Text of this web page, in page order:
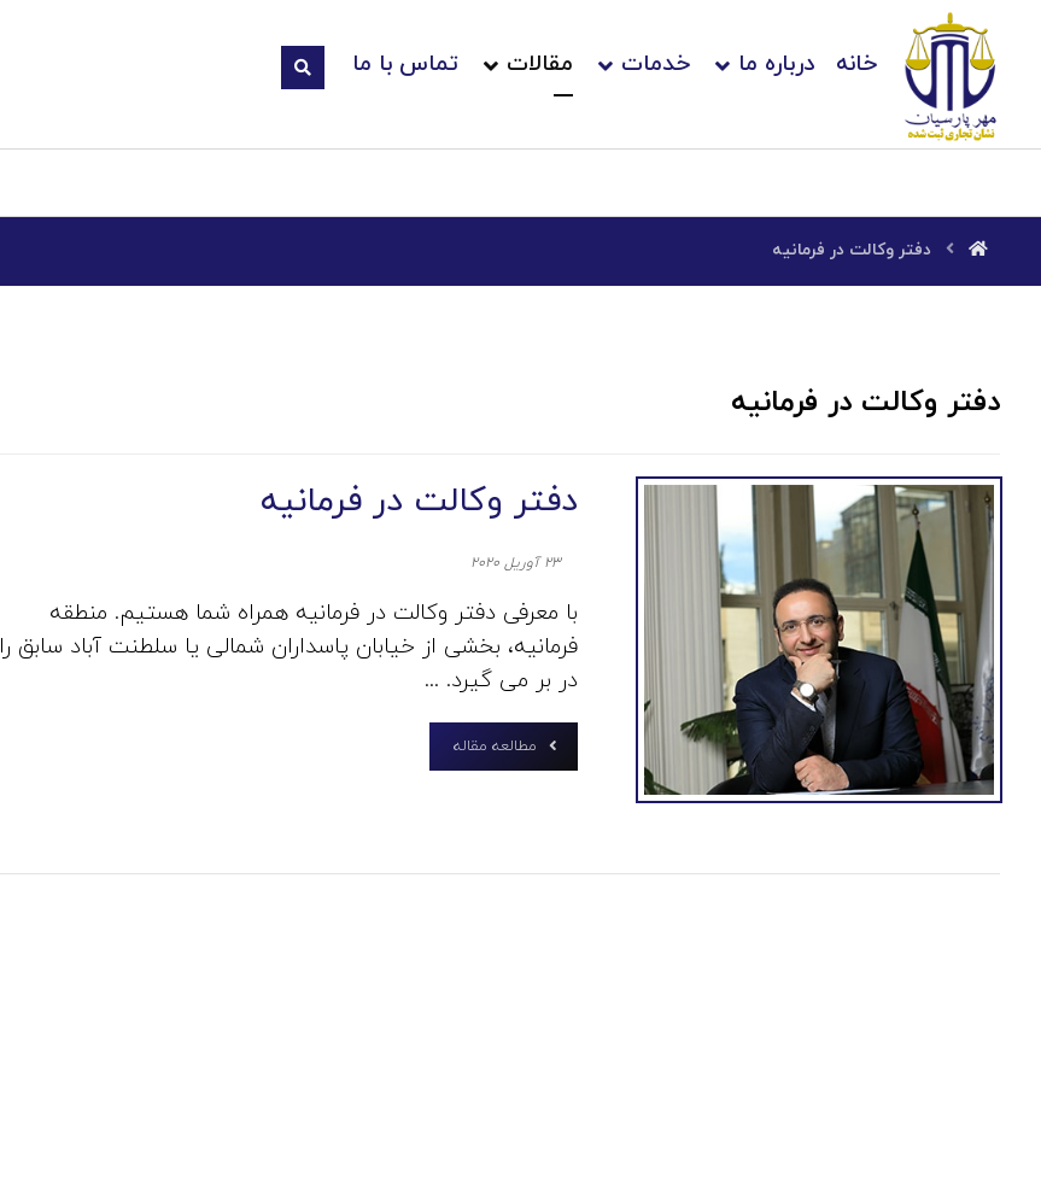
خانه درباره ما خدمات مقالات تماس با ما
دفتر وکالت در فرمانیه
دفتر وکالت در فرمانیه
دفتر وکالت در فرمانیه
۲۳ آوریل ۲۰۲۰
با معرفی دفتر وکالت در فرمانیه همراه شما هستیم. منطقه
فرمانیه، بخشی از خیابان پاسداران شمالی یا سلطنت آباد سابق را
در بر می‌ گیرد. ...
مطالعه مقاله